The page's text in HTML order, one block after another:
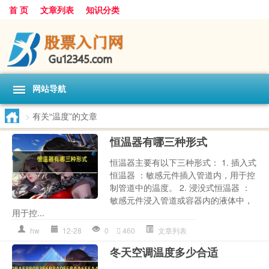
首 页 文章列表 知识分类
网站导航
> 有关“温度”的文章
恒温器有哪三种形式
恒温器主要有以下三种形式： 1. 插入式
恒温器 ：敏感元件插入管道内，用于控
制管道中的温度。 2. 浸没式恒温器 ：
敏感元件浸入管道或容器内的液体中，
用于控...
hw 12-28 0 460 文章列表
冬天空调温度多少合适